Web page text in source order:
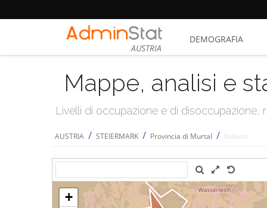
AUSTRIA
DEMOGRAFIA
Mappe, analisi e
Livelli di occupazione e di
AUSTRIA / STEIERMARK / Provincia di Murtal / Kobenz